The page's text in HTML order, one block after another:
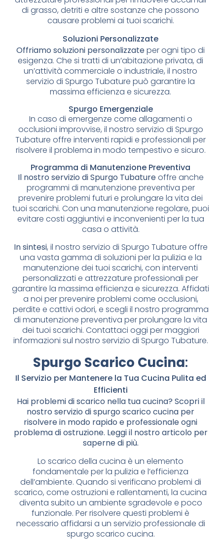
di grasso, detriti e altre sostanze che possono
causare problemi ai tuoi scarichi.
Soluzioni Personalizzate
Offriamo soluzioni personalizzateper ogni tipo di
esigenza. Che si tratti di un’abitazione privata, di
un’attività commerciale o industriale, il nostro
servizio di Spurgo Tubature può garantire la
massima efficienza e sicurezza.
Spurgo Emergenziale
In caso di emergenze come allagamenti o
occlusioni improvvise, il nostro servizio di Spurgo
Tubature offre interventi rapidi e professionali per
risolvere il problema in modo tempestivo e sicuro.
Programma di Manutenzione Preventiva
Il nostro servizio di Spurgo Tubatureoffre anche
programmi di manutenzione preventiva per
prevenire problemi futuri e prolungare la vita dei
tuoi scarichi. Con una manutenzione regolare, puoi
evitare costi aggiuntivi e inconvenienti per la tua
casa o attività.
In sintesi, il nostro servizio di Spurgo Tubature offre
una vasta gamma di soluzioni per la pulizia e la
manutenzione dei tuoi scarichi, con interventi
personalizzati e attrezzature professionali per
garantire la massima efficienza e sicurezza. Affidati
a noi per prevenire problemi come occlusioni,
perdite e cattivi odori, e scegli il nostro programma
di manutenzione preventiva per prolungare la vita
dei tuoi scarichi. Contattaci oggi per maggiori
informazioni sul nostro servizio di Spurgo Tubature.
Spurgo Scarico Cucina:
Il Servizio per Mantenere la Tua Cucina Pulita ed
Efficienti
Hai problemi di scarico nella tua cucina? Scopri il
nostro servizio di spurgo scarico cucina per
risolvere in modo rapido e professionale ogni
problema di ostruzione. Leggi il nostro articolo per
saperne di più.
Lo scarico della cucina è un elemento
fondamentale per la pulizia e l’efficienza
dell’ambiente. Quando si verificano problemi di
scarico, come ostruzioni e rallentamenti, la cucina
diventa subito un ambiente sgradevole e poco
funzionale. Per risolvere questi problemi è
necessario affidarsi a un servizio professionale di
spurgo scarico cucina.